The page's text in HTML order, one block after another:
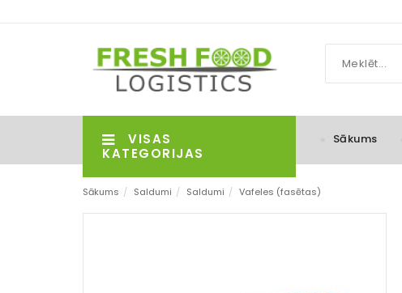
VISAS
KATEGORIJAS
Sākums
Sākums / Saldumi / Saldumi / Vafeles (fasētas)